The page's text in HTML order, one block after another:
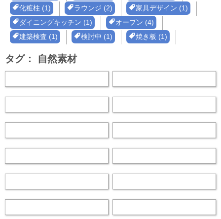
化粧柱 (1)
ラウンジ (2)
家具デザイン (1)
ダイニングキッチン (1)
オープン (4)
建築検査 (1)
検討中 (1) 焼き板 (1)
タグ： 自然素材